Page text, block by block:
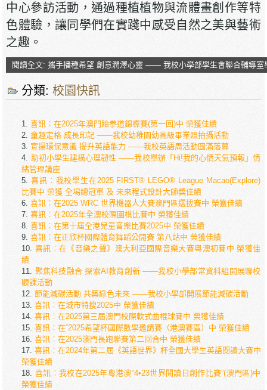
中心參訪活動，通過種植植物與流體畫創作等特
色體驗，讓同學們在實踐中感受自然之美與藝術
之趣。
閱讀全文: 攜手播種希望 創意潤澤心靈 —— 我校小學部學生會聯合輔導室
分類:校園快訊
喜訊︰在2025年澳門跆拳道錦標賽(第一回)中 榮獲佳績
童趣定格 成長印記 ——我校幼稚園幼高級畢業照拍攝活動
宣揚環保意識 提升英語能力 ——我校英語周活動圓滿落幕
助初小學生建構心理韌性 ——我校舉辦「Hi!我的心情天氣預報」情
緒管理講座
喜訊︰我校學生在2025 FIRST® LEGO® League Macao(Explore)
比賽中 榮獲 全埸總冠軍 及 未來程式設計大師獎佳績
喜訊︰在2025 WRC 世界機器人大賽澳門區選拔賽中 榮獲佳績
喜訊︰在2025年全澳校際圍棋比賽中 榮獲佳績
喜訊︰在第十屆全港兒童音樂比賽2025中 榮獲佳績
喜訊︰在正欣杯國際體育舞蹈公開賽 第八站中 榮獲佳績
喜訊︰在《音樂之聲》澳大利亞國際音樂大賽粵澳初賽中 榮獲佳
績
聚焦科技融合 探索AI教育創新 ——我校小學部常資科組開展聯校
觀課活動
節能減碳活動 共築綠色未來 ——我校小學部開展節能減碳活動
喜訊︰在城市特搜2025中 榮獲佳績
喜訊︰在2025第三屆澳門校際軟式曲棍球賽中 榮獲佳績
喜訊︰在“2025希望杯國際數學邀請賽（港澳賽區）中 榮獲佳績
喜訊︰在2025澳門長跑聯賽第二回合中 榮獲佳績
喜訊︰在2024年第二屆《英語世界》杯全國大學生英語閱讀大賽中
榮獲佳績
喜訊︰我校在2025年粵港澳“4•23世界閱讀日創作比賽”(澳門區)中
榮獲佳績